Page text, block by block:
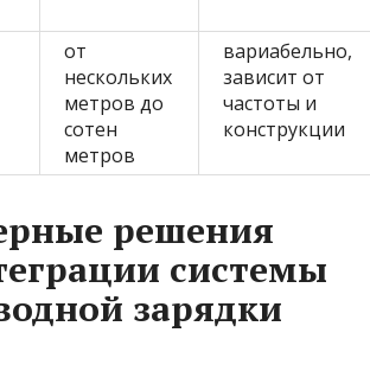
от
нескольких
метров до
сотен
метров
вариабельно,
зависит от
частоты и
конструкции
решения
системы
зарядки